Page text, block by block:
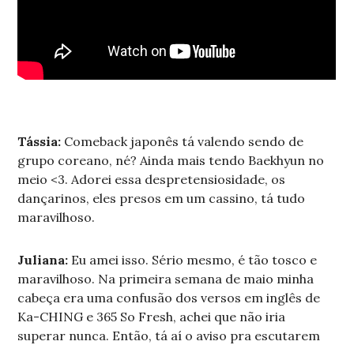
Tássia: Comeback japonês tá valendo sendo de
grupo coreano, né? Ainda mais tendo Baekhyun no
meio <3. Adorei essa despretensiosidade, os
dançarinos, eles presos em um cassino, tá tudo
maravilhoso.
Juliana: Eu amei isso. Sério mesmo, é tão tosco e
maravilhoso. Na primeira semana de maio minha
cabeça era uma confusão dos versos em inglês de
Ka-CHING e 365 So Fresh, achei que não iria
superar nunca. Então, tá aí o aviso pra escutarem